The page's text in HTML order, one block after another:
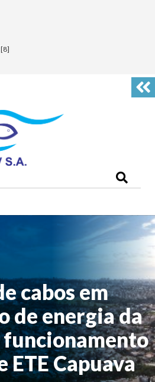
cabos em
de energia da
funcionamento
ETE Capuava